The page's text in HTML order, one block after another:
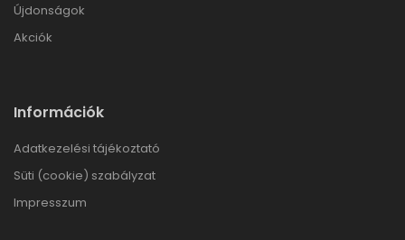
Újdonságok
Akciók
Információk
Adatkezelési tájékoztató
Süti (cookie) szabályzat
Impresszum